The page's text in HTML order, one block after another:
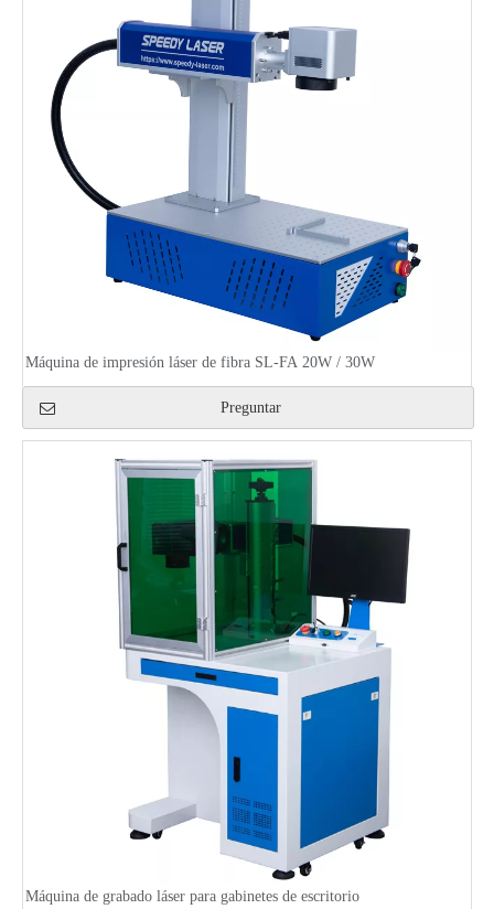
Máquina de impresión láser de fibra SL-FA 20W / 30W
Preguntar
Máquina de grabado láser para gabinetes de escritorio